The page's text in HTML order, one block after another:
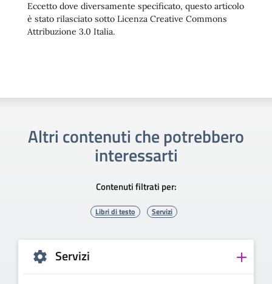
Eccetto dove diversamente specificato, questo articolo
è stato rilasciato sotto Licenza Creative Commons
Attribuzione 3.0 Italia.
Altri contenuti che potrebbero
interessarti
Contenuti filtrati per:
Libri di testo Servizi
Servizi